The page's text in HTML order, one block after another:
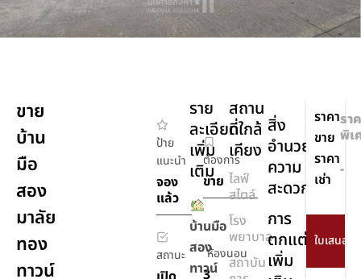
ขาย
บ้าน
มือ
สอง
มาลัย
ทอง
ทาวน์
ป้าย
แนะนำ
จอง
แล้ว
ต้องการ
ขาย
สถานะ ห้องนอน
3
ราย
ละเอียด
เพิ่ม
เติม
บ้านมือ
สอง
ทาวน์
สถาน
ที่ใกล้
เคียง
ไลฟ์
สไตล์
โรง
พยาบาล
สถาบัน
สิ่ง
อำนวย
ความ
สะดวก
การ
ตกแต่ง
เพิ่ม
ราคา
ขาย
รา
พิเ
ราคา
เช่า
-